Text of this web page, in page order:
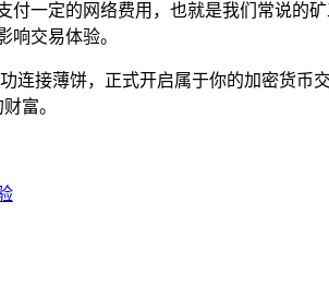
付一定的网络费用，也就是我们常说的
响交易体验。
连接薄饼，正式开启属于你的加密货
富。